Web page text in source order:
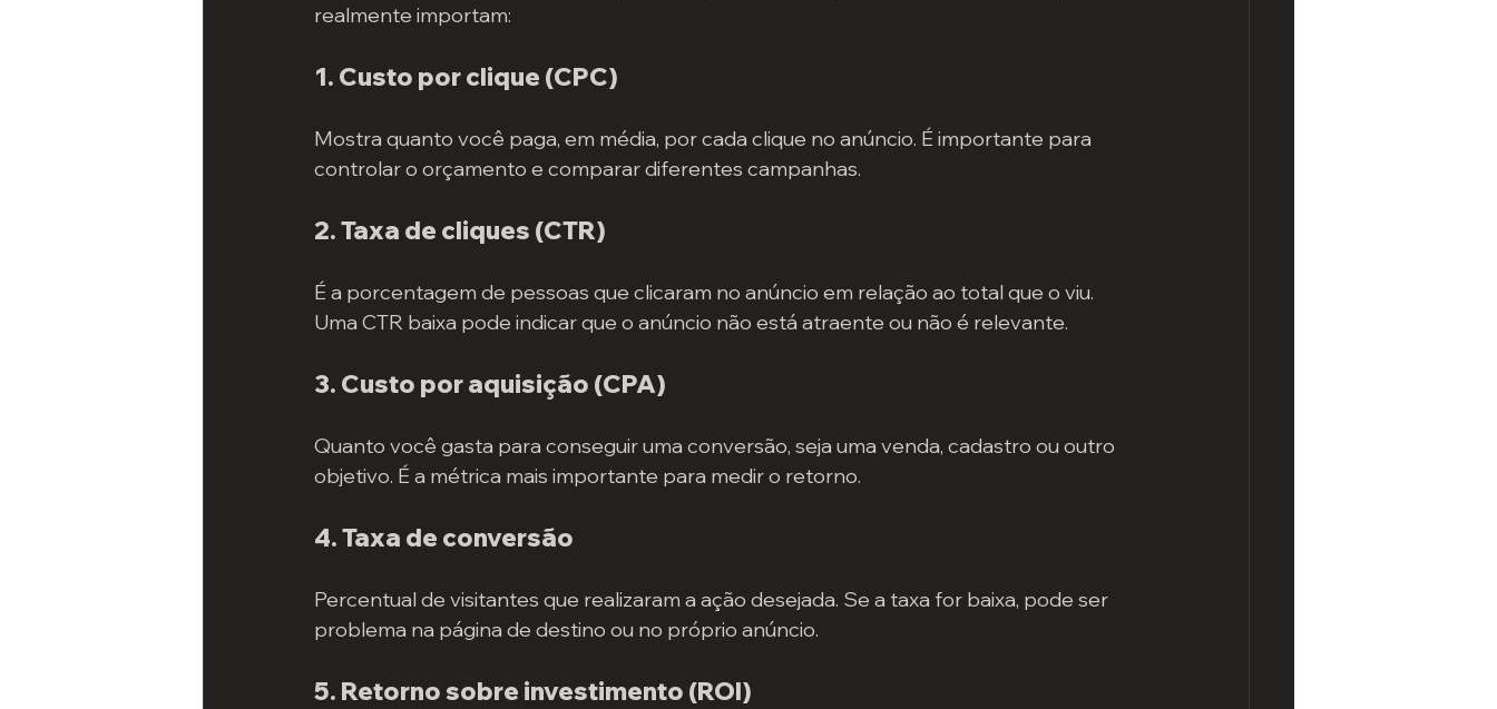
realmente importam:
1. Custo por clique (CPC)
Mostra quanto você paga, em média, por cada clique no anúncio. É importante para
controlar o orçamento e comparar diferentes campanhas.
2. Taxa de cliques (CTR)
É a porcentagem de pessoas que clicaram no anúncio em relação ao total que o viu.
Uma CTR baixa pode indicar que o anúncio não está atraente ou não é relevante.
3. Custo por aquisição (CPA)
Quanto você gasta para conseguir uma conversão, seja uma venda, cadastro ou outro
objetivo. É a métrica mais importante para medir o retorno.
4. Taxa de conversão
Percentual de visitantes que realizaram a ação desejada. Se a taxa for baixa, pode ser
problema na página de destino ou no próprio anúncio.
5. Retorno sobre investimento (ROI)